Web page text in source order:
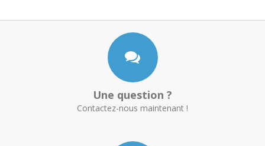
Une question ?
Contactez-nous maintenant !